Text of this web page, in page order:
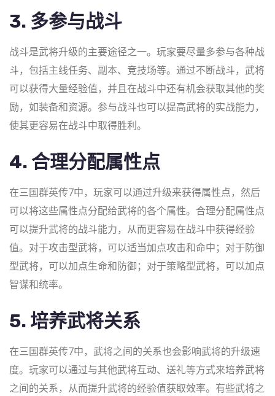
3. 多参与战斗
战斗是武将升级的主要途径之一。玩家要尽量多参与各种战
斗，包括主线任务、副本、竞技场等。通过不断战斗，武将
可以获得大量经验值，并且在战斗中还有机会获取其他的奖
励，如装备和资源。参与战斗也可以提高武将的实战能力，
使其更容易在战斗中取得胜利。
4. 合理分配属性点
在三国群英传7中，玩家可以通过升级来获得属性点，然后
可以将这些属性点分配给武将的各个属性。合理分配属性点
可以提升武将的战斗能力，从而更容易在战斗中获得经验
值。对于攻击型武将，可以适当加点攻击和命中；对于防御
型武将，可以加点生命和防御；对于策略型武将，可以加点
智谋和统率。
5. 培养武将关系
在三国群英传7中，武将之间的关系也会影响武将的升级速
度。玩家可以通过与其他武将互动、送礼等方式来培养武将
之间的关系，从而提升武将的经验值获取效率。有些武将之